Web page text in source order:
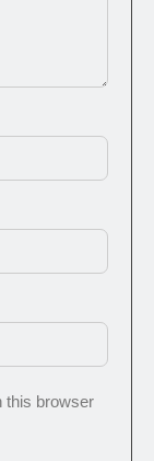
this browser